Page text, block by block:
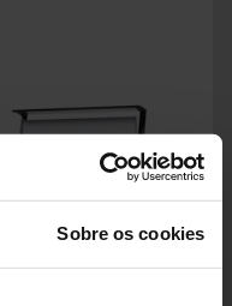
Sobre os cookies